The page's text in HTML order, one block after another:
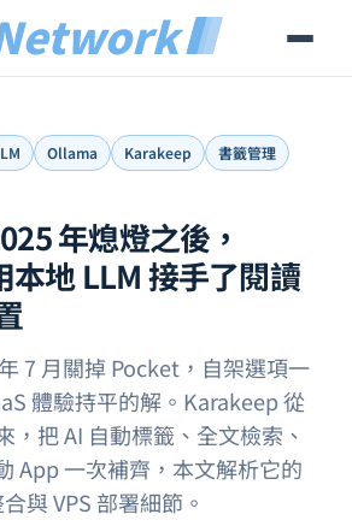
Ollama Karakeep 書籤管理
年熄燈之後，
地 LLM 接手了閱讀
7 月關掉 Pocket，自架選項一
體驗持平的解。Karakeep 從
，把 AI 自動標籤、全文檢索、
App 一次補齊，本文解析它的
與 VPS 部署細節。